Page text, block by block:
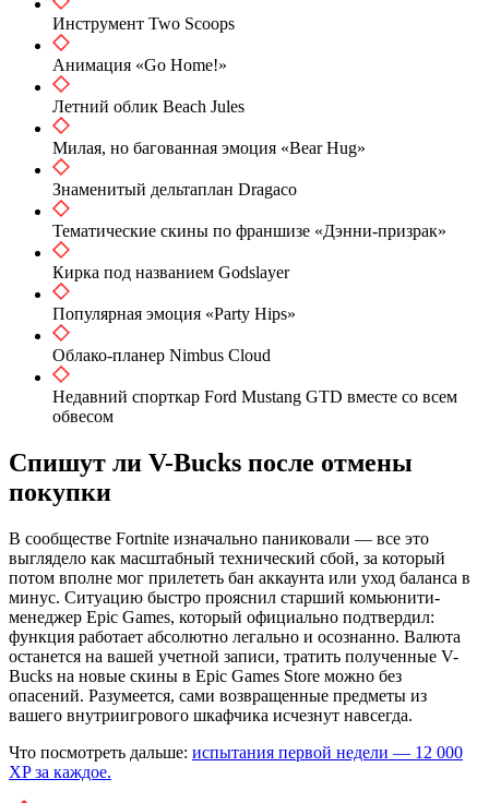
Инструмент Two Scoops
Анимация «Go Home!»
Летний облик Beach Jules
Милая, но багованная эмоция «Bear Hug»
Знаменитый дельтаплан Dragaco
Тематические скины по франшизе «Дэнни-призрак»
Кирка под названием Godslayer
Популярная эмоция «Party Hips»
Облако-планер Nimbus Cloud
Недавний спорткар Ford Mustang GTD вместе со всем
обвесом
Спишут ли V-Bucks после отмены
покупки
В сообществе Fortnite изначально паниковали — все это
выглядело как масштабный технический сбой, за который
потом вполне мог прилететь бан аккаунта или уход баланса в
минус. Ситуацию быстро прояснил старший комьюнити-
менеджер Epic Games, который официально подтвердил:
функция работает абсолютно легально и осознанно. Валюта
останется на вашей учетной записи, тратить полученные V-
Bucks на новые скины в Epic Games Store можно без
опасений. Разумеется, сами возвращенные предметы из
вашего внутриигрового шкафчика исчезнут навсегда.
Что посмотреть дальше: испытания первой недели — 12 000
XP за каждое.